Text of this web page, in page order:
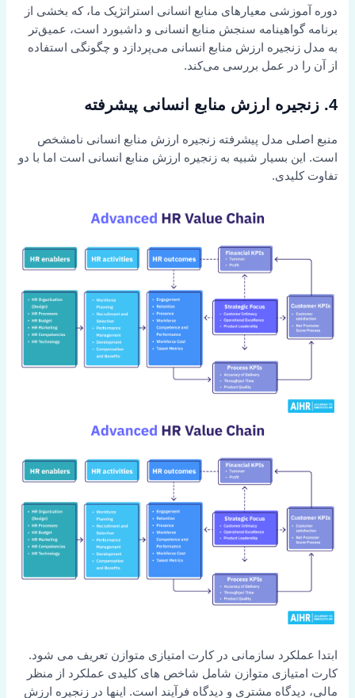
دوره آموزشی معیارهای منابع انسانی استراتژیک ما، که بخشی از
برنامه گواهینامه سنجش منابع انسانی و داشبورد است، عمیق‌تر
به مدل زنجیره ارزش منابع انسانی می‌پردازد و چگونگی استفاده
از آن را در عمل بررسی می‌کند.
4. زنجیره ارزش منابع انسانی پیشرفته
منبع اصلی مدل پیشرفته زنجیره ارزش منابع انسانی نامشخص
است. این بسیار شبیه به زنجیره ارزش منابع انسانی است اما با دو
تفاوت کلیدی.
ابتدا عملکرد سازمانی در کارت امتیازی متوازن تعریف می شود.
کارت امتیازی متوازن شامل شاخص های کلیدی عملکرد از منظر
مالی، دیدگاه مشتری و دیدگاه فرآیند است. اینها در زنجیره ارزش